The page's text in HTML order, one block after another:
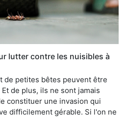
lutter contre les nuisibles à
de petites bêtes peuvent être
de plus, ils ne sont jamais
constituer une invasion qui
difficilement gérable. Si l'on ne